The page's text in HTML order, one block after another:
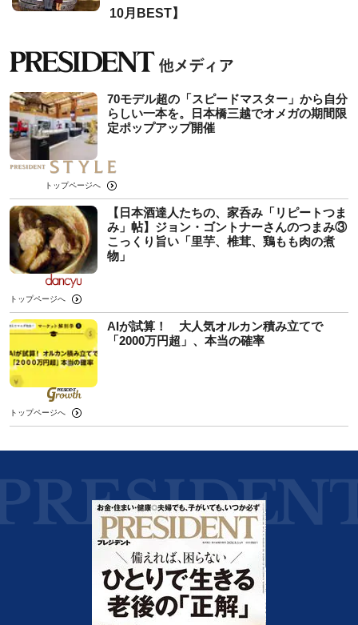
10月BEST】
70モデル超の「スピードマスター」から自分
らしい一本を。日本橋三越でオメガの期間限
定ポップアップ開催
トップページへ
【日本酒達人たちの、家呑み「リピートつま
み」帖】ジョン・ゴントナーさんのつまみ③
こっくり旨い「里芋、椎茸、鶏もも肉の煮
物」
トップページへ
AIが試算！ 大人気オルカン積み立てで
「2000万円超」、本当の確率
トップページへ